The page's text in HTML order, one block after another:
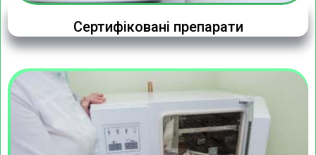
Сертифіковані препарати